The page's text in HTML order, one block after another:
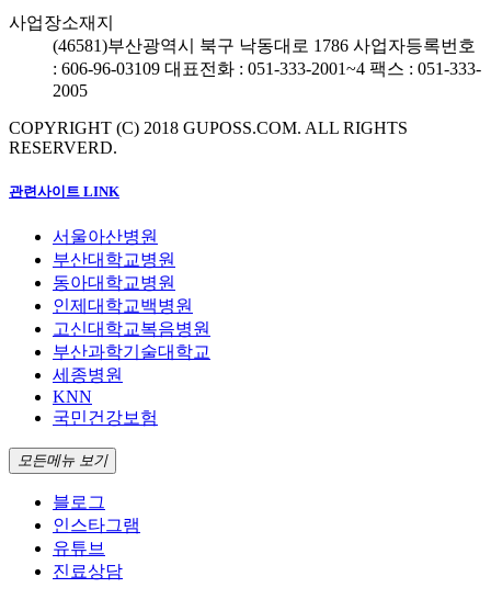
사업장소재지
(46581)부산광역시 북구 낙동대로 1786 사업자등록번호
: 606-96-03109 대표전화 : 051-333-2001~4 팩스 : 051-333-
2005
COPYRIGHT (C) 2018 GUPOSS.COM. ALL RIGHTS
RESERVERD.
관련사이트 LINK
서울아산병원
부산대학교병원
동아대학교병원
인제대학교백병원
고신대학교복음병원
부산과학기술대학교
세종병원
KNN
국민건강보험
모든메뉴 보기
블로그
인스타그램
유튜브
진료상담